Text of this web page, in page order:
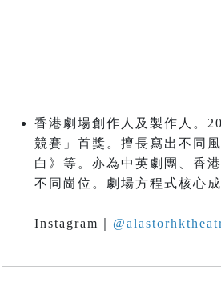
香港劇場創作人及製作人。
競賽」首獎。擅長寫出不同
白》等。亦為中英劇團、香
不同崗位。劇場方程式核心成
Instagram｜